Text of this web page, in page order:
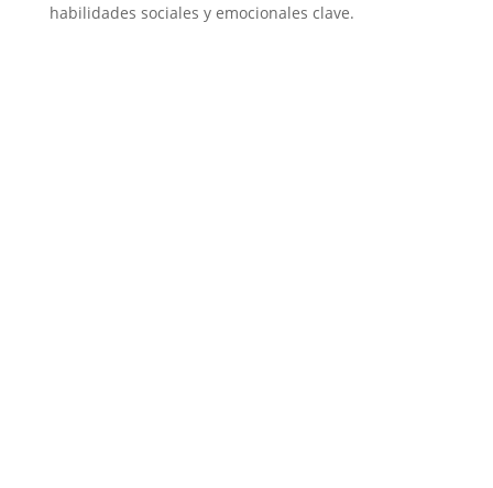
habilidades sociales y emocionales clave.